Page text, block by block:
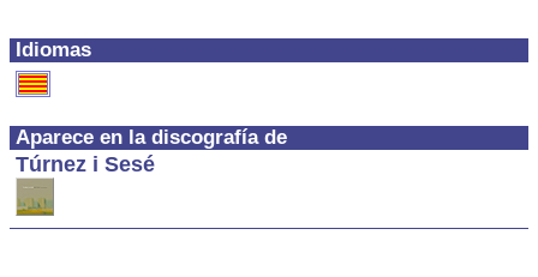
Idiomas
Aparece en la discografía de
Túrnez i Sesé